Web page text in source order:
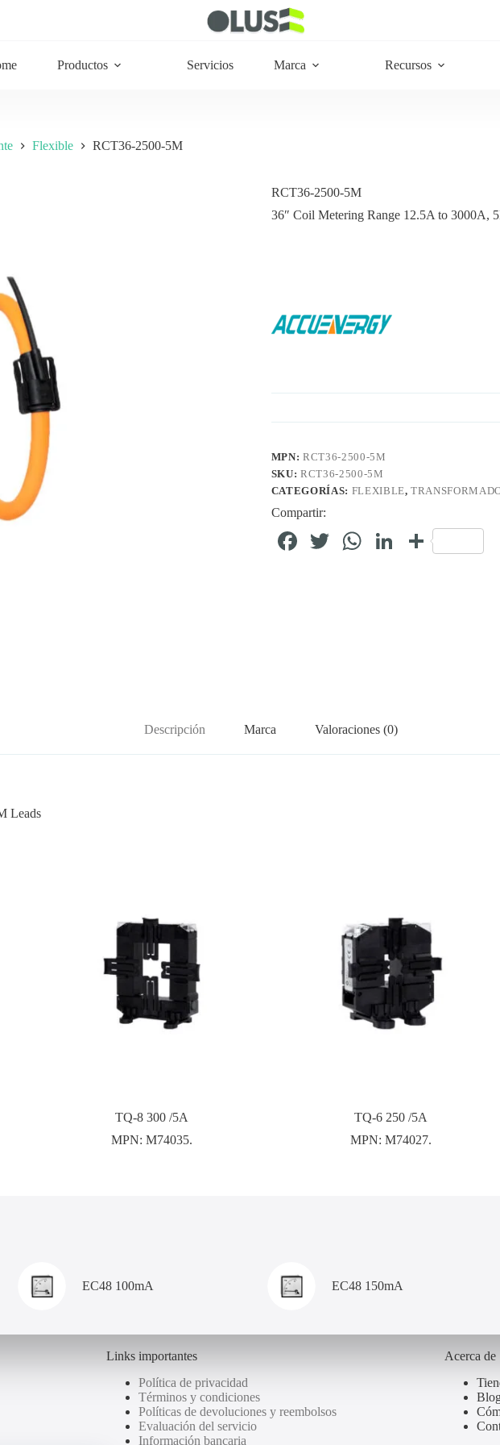
Productos Servicios Marca Recursos
Flexible RCT36-2500-5M
RCT36-2500-5M
36″ Coil Metering Range 12.5A to 3000A,
MPN:RCT36-2500-5M
SKU:RCT36-2500-5M
CATEGORÍAS: FLEXIBLE,
Compartir:
Fa T
W
Li C
Descripción Marca Valoraciones (0)
Leads
TQ-8 300 /5A
MPN: M74035.
TQ-6 250 /5A
MPN: M74027.
EC48 100mA EC48 150mA
Links importantes
Política de privacidad
Términos y condiciones
Políticas de devoluciones y reembolsos
Evaluación del servicio
Información bancaria
Acerca de